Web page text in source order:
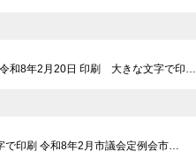
和8年2月20日 印刷 大きな文字で印…
印刷 令和8年2月市議会定例会市…